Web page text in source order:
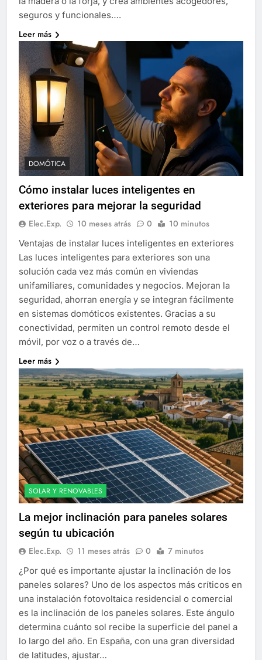
seguros y funcionales….
Leer más
DOMÓTICA
Cómo instalar luces inteligentes en
exteriores para mejorar la seguridad
Elec.Exp. 10 meses atrás 0 10 minutos
Ventajas de instalar luces inteligentes en exteriores
Las luces inteligentes para exteriores son una
solución cada vez más común en viviendas
unifamiliares, comunidades y negocios. Mejoran la
seguridad, ahorran energía y se integran fácilmente
en sistemas domóticos existentes. Gracias a su
conectividad, permiten un control remoto desde el
móvil, por voz o a través de…
Leer más
SOLAR Y RENOVABLES
La mejor inclinación para paneles solares
según tu ubicación
Elec.Exp. 11 meses atrás 0 7 minutos
¿Por qué es importante ajustar la inclinación de los
paneles solares? Uno de los aspectos más críticos en
una instalación fotovoltaica residencial o comercial
es la inclinación de los paneles solares. Este ángulo
determina cuánto sol recibe la superficie del panel a
lo largo del año. En España, con una gran diversidad
de latitudes, ajustar…